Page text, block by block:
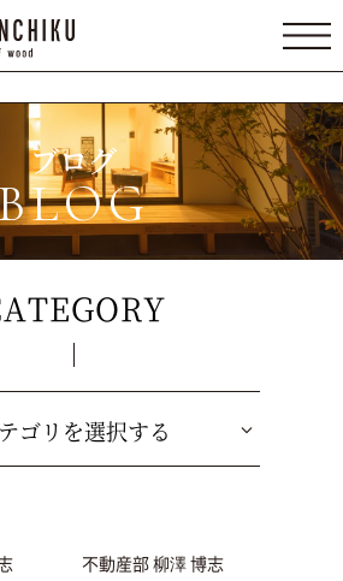
ブログ
ゴリを選択する
不動産部 柳澤 博志